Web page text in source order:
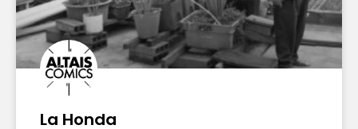
La Honda